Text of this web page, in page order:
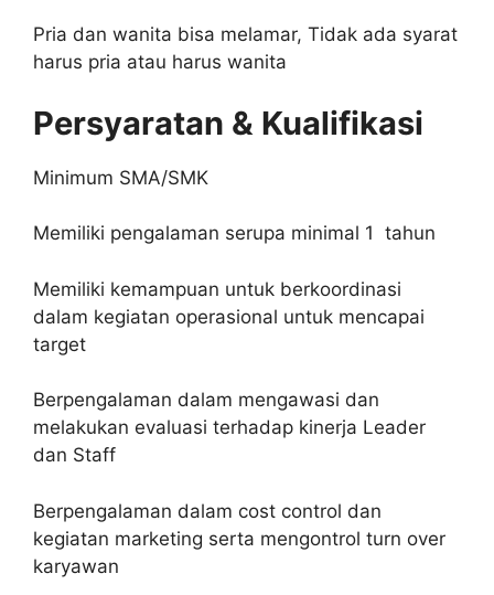
Pria dan wanita bisa melamar, Tidak ada syarat
harus pria atau harus wanita
Persyaratan & Kualifikasi
Minimum SMA/SMK
Memiliki pengalaman serupa minimal 1 tahun
Memiliki kemampuan untuk berkoordinasi
dalam kegiatan operasional untuk mencapai
target
Berpengalaman dalam mengawasi dan
melakukan evaluasi terhadap kinerja Leader
dan Staff
Berpengalaman dalam cost control dan
kegiatan marketing serta mengontrol turn over
karyawan